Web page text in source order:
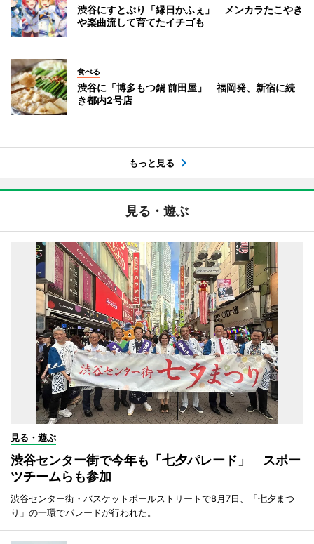
渋谷にすとぷり「縁日かふぇ」 メンカラたこやき
や楽曲流して育てたイチゴも
食べる
渋谷に「博多もつ鍋 前田屋」 福岡発、新宿に続
き都内2号店
もっと見る
見る・遊ぶ
見る・遊ぶ
渋谷センター街で今年も「七夕パレード」 スポー
ツチームらも参加
渋谷センター街・バスケットボールストリートで8月7日、「七夕まつ
り」の一環でパレードが行われた。